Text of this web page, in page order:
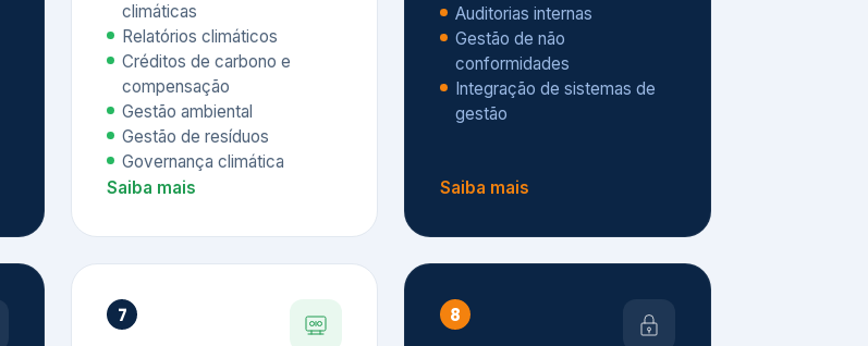
climáticas
Relatórios climáticos
Créditos de carbono e
compensação
Gestão ambiental
Gestão de resíduos
Governança climática
Saiba mais
Auditorias internas
Gestão de não
conformidades
Integração de sistemas de
gestão
Saiba mais
7 8